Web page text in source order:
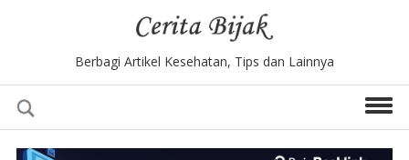
Berbagi Artikel Kesehatan, Tips dan Lainnya